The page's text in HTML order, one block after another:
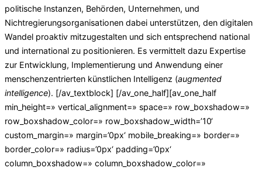
politische Instanzen, Behörden, Unternehmen, und
Nichtregierungsorganisationen dabei unterstützen, den digitalen
Wandel proaktiv mitzugestalten und sich entsprechend national
und international zu positionieren. Es vermittelt dazu Expertise
zur Entwicklung, Implementierung und Anwendung einer
menschenzentrierten künstlichen Intelligenz (augmented
intelligence). [/av_textblock] [/av_one_half][av_one_half
min_height=» vertical_alignment=» space=» row_boxshadow=»
row_boxshadow_color=» row_boxshadow_width=’10‘
custom_margin=» margin=’0px‘ mobile_breaking=» border=»
border_color=» radius=’0px‘ padding=’0px‘
column_boxshadow=» column_boxshadow_color=»